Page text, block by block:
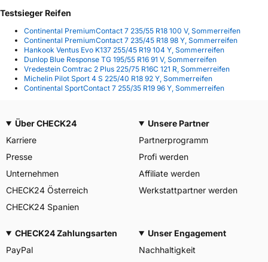
Testsieger Reifen
Continental PremiumContact 7 235/55 R18 100 V, Sommerreifen
Continental PremiumContact 7 235/45 R18 98 Y, Sommerreifen
Hankook Ventus Evo K137 255/45 R19 104 Y, Sommerreifen
Dunlop Blue Response TG 195/55 R16 91 V, Sommerreifen
Vredestein Comtrac 2 Plus 225/75 R16C 121 R, Sommerreifen
Michelin Pilot Sport 4 S 225/40 R18 92 Y, Sommerreifen
Continental SportContact 7 255/35 R19 96 Y, Sommerreifen
Über CHECK24
Karriere
Presse
Unternehmen
CHECK24 Österreich
CHECK24 Spanien
Unsere Partner
Partnerprogramm
Profi werden
Affiliate werden
Werkstattpartner werden
CHECK24 Zahlungsarten
PayPal
Unser Engagement
Nachhaltigkeit